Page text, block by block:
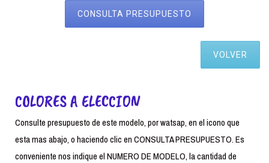
CONSULTA PRESUPUESTO
VOLVER
COLORES A ELECCION
Consulte presupuesto de este modelo, por watsap, en el icono que
esta mas abajo, o haciendo clic en CONSULTA PRESUPUESTO. Es
conveniente nos indique el NUMERO DE MODELO, la cantidad de